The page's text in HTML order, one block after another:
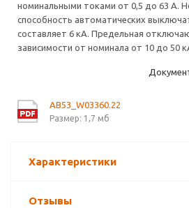
номинальными токами от 0,5 до 63 А.
способность автоматических
составляет 6 кА. Предельная
зависимости от номинала от 10 до 50
AB53_W03360.22
Размер: 1,7 мб
Характеристики
Отзывы